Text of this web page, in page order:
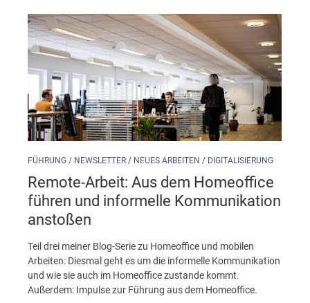
FÜHRUNG / NEWSLETTER / NEUES ARBEITEN / DIGITALISIERUNG
Remote-Arbeit: Aus dem Homeoffice
führen und informelle Kommunikation
anstoßen
Teil drei meiner Blog-Serie zu Homeoffice und mobilen
Arbeiten: Diesmal geht es um die informelle Kommunikation
und wie sie auch im Homeoffice zustande kommt.
Außerdem: Impulse zur Führung aus dem Homeoffice.